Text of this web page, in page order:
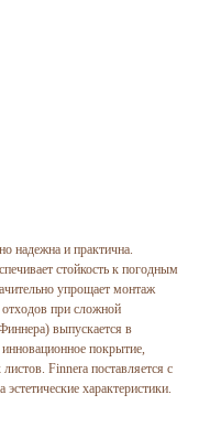
надежна и практична.
стойкость к погодным
упрощает монтаж
отходов при сложной
выпускается в
покрытие,
Finnera поставляется с
характеристики.